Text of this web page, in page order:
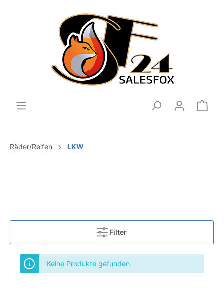
Räder/Reifen LKW
Filter
Keine Produkte gefunden.